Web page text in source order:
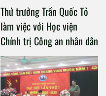
Thứ trưởng Trần Quốc Tỏ
làm việc với Học viện
Chính trị Công an nhân dân